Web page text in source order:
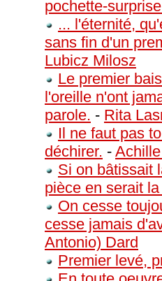
pochette-
... l'éternité,
sans fin d'un
Lubicz Milosz
Le premier
l'oreille n'ont
parole. - Rita
Il ne faut pas
déchirer. -
Si on bâtissait
pièce en serait
On cesse
cesse jamais
Antonio) Dard
Premier levé,